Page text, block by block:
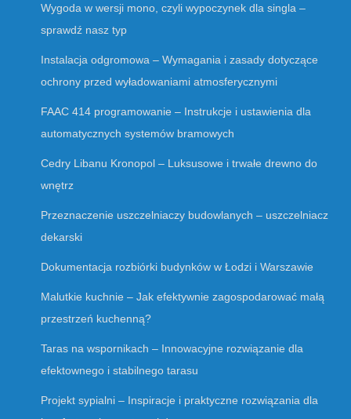
Wygoda w wersji mono, czyli wypoczynek dla singla –
sprawdź nasz typ
Instalacja odgromowa – Wymagania i zasady dotyczące
ochrony przed wyładowaniami atmosferycznymi
FAAC 414 programowanie – Instrukcje i ustawienia dla
automatycznych systemów bramowych
Cedry Libanu Kronopol – Luksusowe i trwałe drewno do
wnętrz
Przeznaczenie uszczelniaczy budowlanych – uszczelniacz
dekarski
Dokumentacja rozbiórki budynków w Łodzi i Warszawie
Malutkie kuchnie – Jak efektywnie zagospodarować małą
przestrzeń kuchenną?
Taras na wspornikach – Innowacyjne rozwiązanie dla
efektownego i stabilnego tarasu
Projekt sypialni – Inspiracje i praktyczne rozwiązania dla